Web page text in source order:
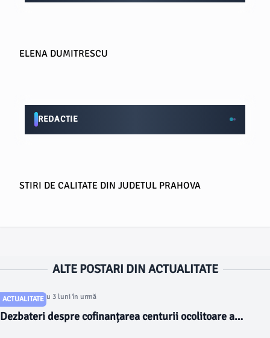
ELENA DUMITRESCU
REDACTIE
STIRI DE CALITATE DIN JUDETUL PRAHOVA
ALTE POSTARI DIN ACTUALITATE
ACTUALITATE
Articol postat cu 3 luni în urmă
Dezbateri despre cofinanțarea centurii ocolitoare a